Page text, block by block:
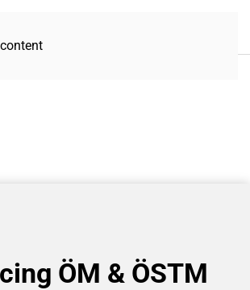
ÖM & ÖSTM